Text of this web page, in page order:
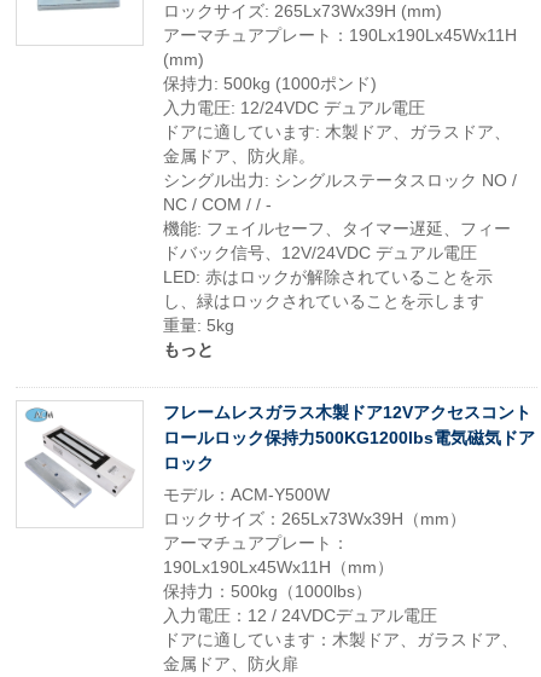
ロックサイズ: 265Lx73Wx39H (mm)
アーマチュアプレート：190Lx190Lx45Wx11H
(mm)
保持力: 500kg (1000ポンド)
入力電圧: 12/24VDC デュアル電圧
ドアに適しています: 木製ドア、ガラスドア、
金属ドア、防火扉。
シングル出力: シングルステータスロック NO /
NC / COM / / -
機能: フェイルセーフ、タイマー遅延、フィー
ドバック信号、12V/24VDC デュアル電圧
LED: 赤はロックが解除されていることを示
し、緑はロックされていることを示します
重量: 5kg
もっと
フレームレスガラス木製ドア12Vアクセスコント
ロールロック保持力500KG1200lbs電気磁気ドア
ロック
モデル：ACM-Y500W
ロックサイズ：265Lx73Wx39H（mm）
アーマチュアプレート：
190Lx190Lx45Wx11H（mm）
保持力：500kg（1000lbs）
入力電圧：12 / 24VDCデュアル電圧
ドアに適しています：木製ドア、ガラスドア、
金属ドア、防火扉